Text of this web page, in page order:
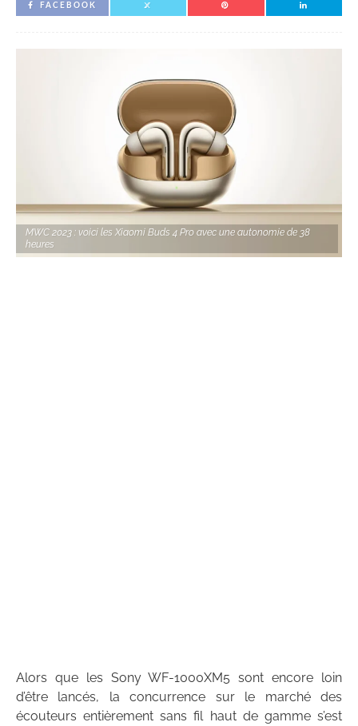
FACEBOOK
MWC 2023 : voici les Xiaomi Buds 4 Pro avec une autonomie de 38
heures
Alors que les Sony WF-1000XM5 sont encore loin
d’être lancés, la concurrence sur le marché des
écouteurs entièrement sans fil haut de gamme s’est